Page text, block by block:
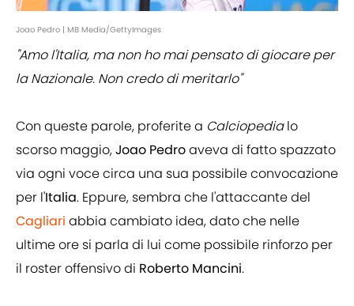
Joao Pedro | MB Media/GettyImages
"Amo l'Italia, ma non ho mai pensato di giocare per
la Nazionale. Non credo di meritarlo"
Con queste parole, proferite a Calciopedialo
scorso maggio,Joao Pedroaveva di fatto spazzato
via ogni voce circa una sua possibile convocazione
per l'Italia. Eppure, sembra che l'attaccante del
Cagliari abbia cambiato idea, dato che nelle
ultime ore si parla di lui come possibile rinforzo per
il roster offensivo di Roberto Mancini.